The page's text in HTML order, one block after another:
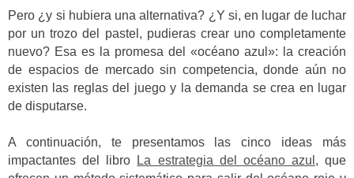
Pero ¿y si hubiera una alternativa? ¿Y si, en lugar de luchar
por un trozo del pastel, pudieras crear uno completamente
nuevo? Esa es la promesa del «océano azul»: la creación
de espacios de mercado sin competencia, donde aún no
existen las reglas del juego y la demanda se crea en lugar
de disputarse.
A continuación, te presentamos las cinco ideas más
impactantes del libro
La estrategia del océano azul , que